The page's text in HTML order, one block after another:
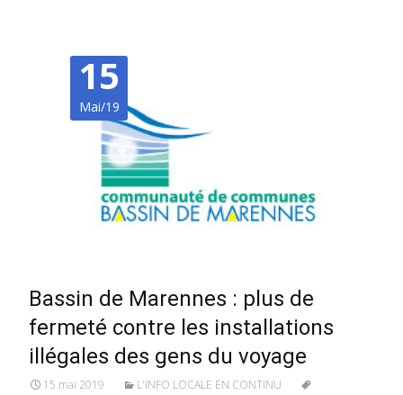
15
Mai/19
Bassin de Marennes : plus de
fermeté contre les installations
illégales des gens du voyage
15 mai 2019
L'INFO LOCALE EN CONTINU